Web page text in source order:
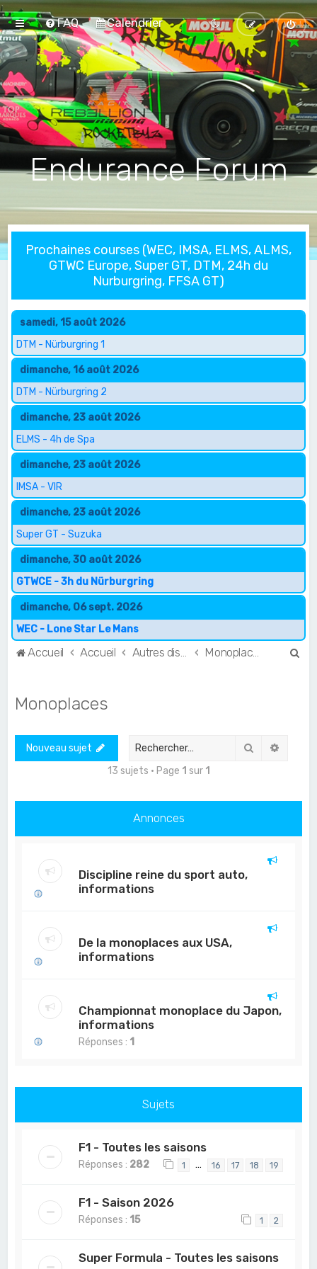
FAQ Calendrier
Endurance Forum
Prochaines courses (WEC, IMSA, ELMS, ALMS,
GTWC Europe, Super GT, DTM, 24h du
Nurburgring, FFSA GT)
samedi, 15 août 2026
DTM - Nürburgring 1
dimanche, 16 août 2026
DTM - Nürburgring 2
dimanche, 23 août 2026
ELMS - 4h de Spa
dimanche, 23 août 2026
IMSA - VIR
dimanche, 23 août 2026
Super GT - Suzuka
dimanche, 30 août 2026
GTWCE - 3h du Nürburgring
dimanche, 06 sept. 2026
WEC - Lone Star Le Mans
Accueil Accueil
Monoplaces
Nouveau sujet Rechercher
13 sujets • Page 1 sur 1
Annonces
Discipline reine du sport auto,
informations
De la monoplaces aux USA,
informations
Championnat monoplace du Japon,
informations
Réponses : 1
Sujets
F1 - Toutes les saisons
Réponses : 282 1 … 16 17 18 19
F1 - Saison 2026
Réponses : 15 1 2
Super Formula - Toutes les saisons